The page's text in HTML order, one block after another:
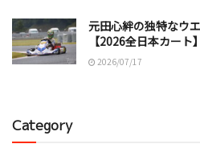
元田心絆の独特なウ
【2026全日本カート】
2026/07/17
Category